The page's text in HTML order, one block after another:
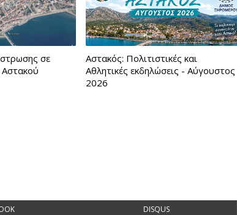
σε
Αστακός: Πολιτιστικές και
Αθλητικές εκδηλώσεις - Αύγουστος
2026
DISQUS